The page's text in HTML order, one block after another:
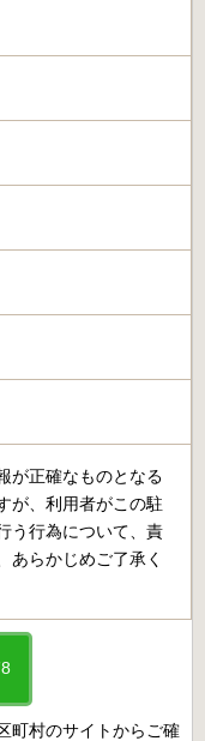
が正確なものとなる
が、利用者がこの駐
う行為について、責
あらかじめご了承く
町村のサイトからご確